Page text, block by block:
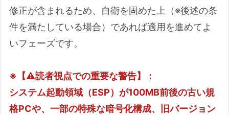
修正が含まれるため、自衛を固めた上（※後述の条
件を満たしている場合）であれば適用を進めてよ
いフェーズです。
※【⚠️読者視点での重要な警告】：
システム起動領域（ESP）が100MB前後の古い規
格PCや、一部の特殊な暗号化構成、旧バージョン